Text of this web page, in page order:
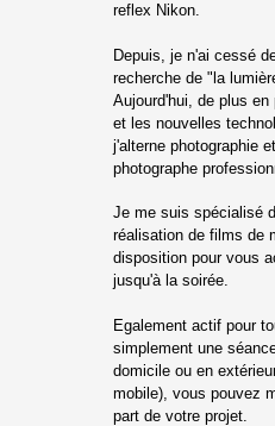
reflex Nikon.
Depuis, je n'ai cessé
recherche de "la
​Aujourd'hui, de plus
et les nouvelles
j'alterne photographie
photographe
Je me suis spécialisé
réalisation de films de
disposition pour vous
jusqu'à la soirée.
​Egalement actif pour
simplement une
domicile ou en
mobile), vous pouvez
part de votre projet.